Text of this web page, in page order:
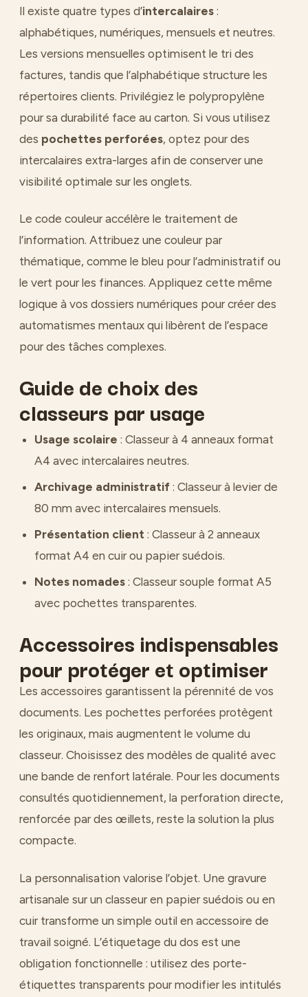
Il existe quatre types d’intercalaires :
alphabétiques, numériques, mensuels et neutres.
Les versions mensuelles optimisent le tri des
factures, tandis que l’alphabétique structure les
répertoires clients. Privilégiez le polypropylène
pour sa durabilité face au carton. Si vous utilisez
des pochettes perforées, optez pour des
intercalaires extra-larges afin de conserver une
visibilité optimale sur les onglets.
Le code couleur accélère le traitement de
l’information. Attribuez une couleur par
thématique, comme le bleu pour l’administratif ou
le vert pour les finances. Appliquez cette même
logique à vos dossiers numériques pour créer des
automatismes mentaux qui libèrent de l’espace
pour des tâches complexes.
Guide de choix des
classeurs par usage
Usage scolaire : Classeur à 4 anneaux format
A4 avec intercalaires neutres.
Archivage administratif : Classeur à levier de
80 mm avec intercalaires mensuels.
Présentation client : Classeur à 2 anneaux
format A4 en cuir ou papier suédois.
Notes nomades : Classeur souple format A5
avec pochettes transparentes.
Accessoires indispensables
pour protéger et optimiser
Les accessoires garantissent la pérennité de vos
documents. Les pochettes perforées protègent
les originaux, mais augmentent le volume du
classeur. Choisissez des modèles de qualité avec
une bande de renfort latérale. Pour les documents
consultés quotidiennement, la perforation directe,
renforcée par des œillets, reste la solution la plus
compacte.
La personnalisation valorise l’objet. Une gravure
artisanale sur un classeur en papier suédois ou en
cuir transforme un simple outil en accessoire de
travail soigné. L’étiquetage du dos est une
obligation fonctionnelle : utilisez des porte-
étiquettes transparents pour modifier les intitulés